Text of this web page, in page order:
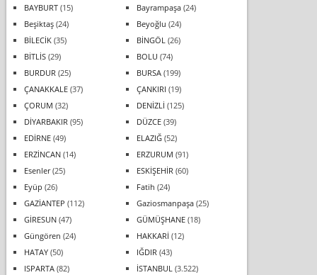
BAYBURT(15) Bayrampaşa(24)
Beşiktaş(24) Beyoğlu (24)
BİLECİK(35) BİNGÖL (26)
BİTLİS(29) BOLU (74)
BURDUR (25) BURSA(199)
ÇANAKKALE(37) ÇANKIRI (19)
ÇORUM (32) DENİZLİ (125)
DİYARBAKIR (95) DÜZCE(39)
EDİRNE(49) ELAZIĞ(52)
ERZİNCAN(14) ERZURUM (91)
Esenler(25) ESKİŞEHİR (60)
Eyüp (26) Fatih (24)
GAZİANTEP (112) Gaziosmanpaşa(25)
GİRESUN(47) GÜMÜŞHANE(18)
Güngören (24) HAKKARİ (12)
HATAY(50) IĞDIR (43)
ISPARTA(82) İSTANBUL (3.522)